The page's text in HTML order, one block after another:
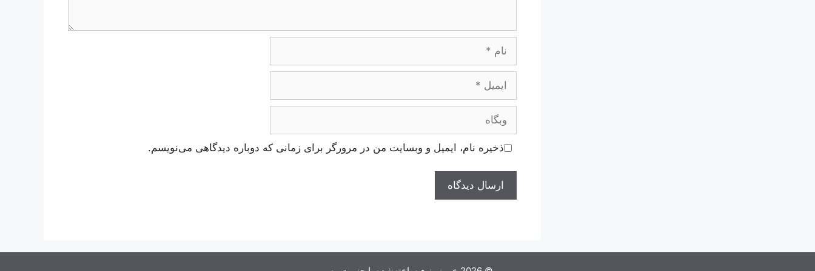
ایمیل
وبگاه
ذخیره نام، ایمیل و وبسایت من در مرورگر برای زمانی که دوباره دیدگاهی می‌نویسم.